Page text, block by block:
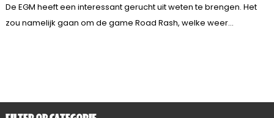
De EGM heeft een interessant gerucht uit weten te brengen. Het
zou namelijk gaan om de game Road Rash, welke weer...